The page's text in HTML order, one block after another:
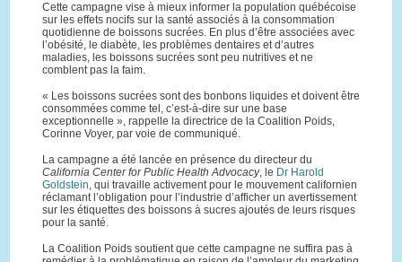
Cette campagne vise à mieux informer la population québécoise
sur les effets nocifs sur la santé associés à la consommation
quotidienne de boissons sucrées. En plus d’être associées avec
l’obésité, le diabète, les problèmes dentaires et d’autres
maladies, les boissons sucrées sont peu nutritives et ne
comblent pas la faim.
« Les boissons sucrées sont des bonbons liquides et doivent être
consommées comme tel, c’est-à-dire sur une base
exceptionnelle », rappelle la directrice de la Coalition Poids,
Corinne Voyer, par voie de communiqué.
La campagne a été lancée en présence du directeur du
California Center for Public Health Advocacy, le Dr Harold
Goldstein, qui travaille activement pour le mouvement californien
réclamant l’obligation pour l’industrie d’afficher un avertissement
sur les étiquettes des boissons à sucres ajoutés de leurs risques
pour la santé.
La Coalition Poids soutient que cette campagne ne suffira pas à